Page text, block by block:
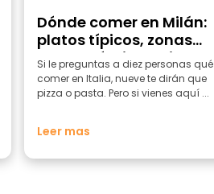
Dónde comer en Milán:
platos típicos, zonas
gastronómicas e ideas
para cenar
Si le preguntas a diez personas qué
comer en Italia, nueve te dirán que
pizza o pasta. Pero si vienes aquí ...
Leer mas